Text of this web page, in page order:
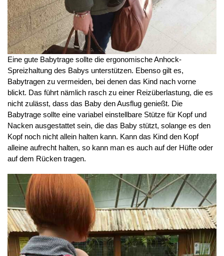
Eine gute Babytrage sollte die ergonomische Anhock-
Spreizhaltung des Babys unterstützen. Ebenso gilt es,
Babytragen zu vermeiden, bei denen das Kind nach vorne
blickt. Das führt nämlich rasch zu einer Reizüberlastung, die es
nicht zulässt, dass das Baby den Ausflug genießt. Die
Babytrage sollte eine variabel einstellbare Stütze für Kopf und
Nacken ausgestattet sein, die das Baby stützt, solange es den
Kopf noch nicht allein halten kann. Kann das Kind den Kopf
alleine aufrecht halten, so kann man es auch auf der Hüfte oder
auf dem Rücken tragen.